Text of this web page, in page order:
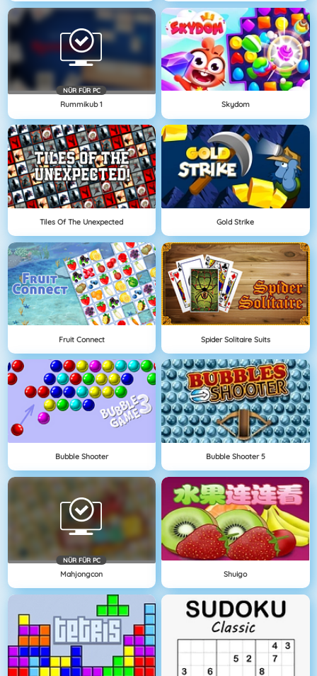
NÜR FÜR PC
Rummikub 1 Skydom
Tiles Of The Unexpected Gold Strike
Fruit Connect Spider Solitaire Suits
Bubble Shooter Bubble Shooter 5
NÜR FÜR PC
Mahjongcon Shuigo